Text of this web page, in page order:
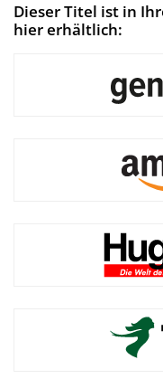
Dieser Titel ist in
hier erhältlich: